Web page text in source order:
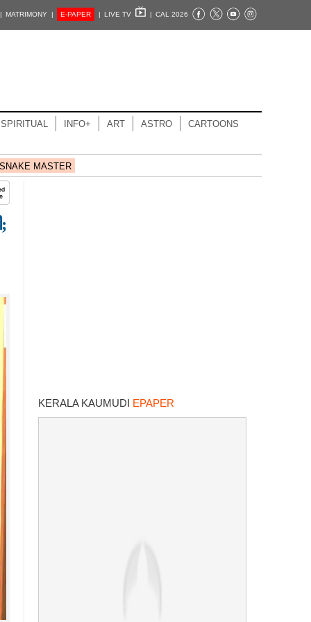
MATRIMONY | E-PAPER | LIVE TV | CAL 2026
SPIRITUAL INFO+ ART ASTRO CARTOONS
MASTER
KERALA KAUMUDI EPAPER